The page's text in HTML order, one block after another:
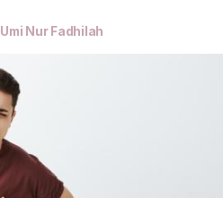
Umi Nur Fadhilah